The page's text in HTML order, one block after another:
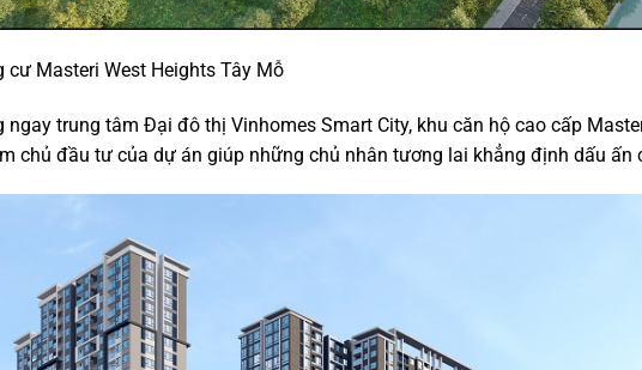
cư Masteri West Heights Tây Mỗ
trung tâm Đại đô thị Vinhomes Smart City, khu căn hộ cao cấp
chủ đầu tư của dự án giúp những chủ nhân tương lai khẳng định dấu ấn